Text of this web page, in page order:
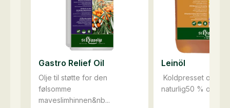
Olje til støtte for den
følsomme
maveslimhinnen&nb...
Gastro Relief Oil
Koldpresset og helt
naturlig50 %
Leinöl